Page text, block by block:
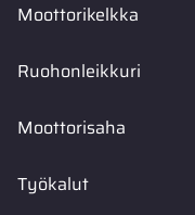
Moottorikelkka
Ruohonleikkuri
Moottorisaha
Työkalut